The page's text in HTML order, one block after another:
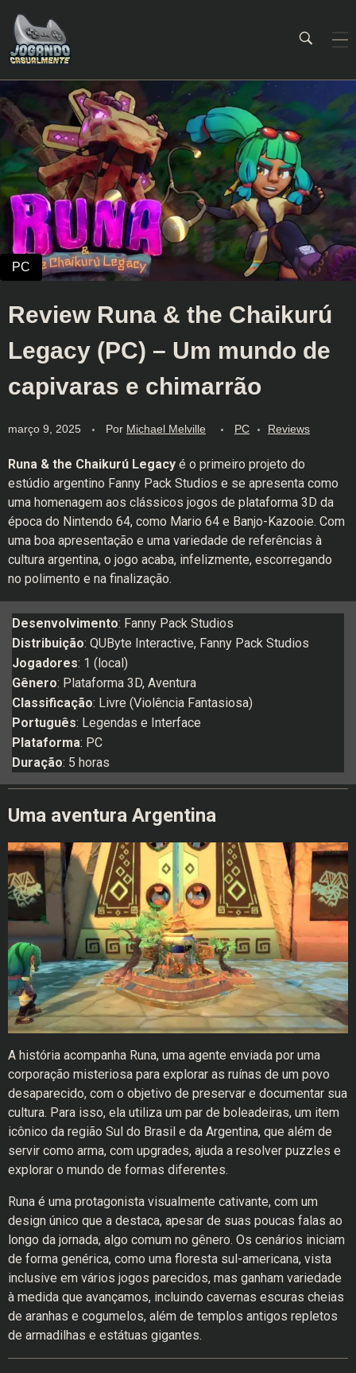
Review Runa & the Chaikurú
Legacy (PC) – Um mundo de
capivaras e chimarrão
março 9, 2025 Por Michael Melville PC Reviews
Runa & the Chaikurú Legacy é o primeiro projeto do
estúdio argentino Fanny Pack Studios e se apresenta como
uma homenagem aos clássicos jogos de plataforma 3D da
época do Nintendo 64, como Mario 64 e Banjo-Kazooie. Com
uma boa apresentação e uma variedade de referências à
cultura argentina, o jogo acaba, infelizmente, escorregando
no polimento e na finalização.
Desenvolvimento: Fanny Pack Studios
Distribuição: QUByte Interactive, Fanny Pack Studios
Jogadores: 1 (local)
Gênero: Plataforma 3D, Aventura
Classificação: Livre (Violência Fantasiosa)
Português: Legendas e Interface
Plataforma: PC
Duração: 5 horas
Uma aventura Argentina
A história acompanha Runa, uma agente enviada por uma
corporação misteriosa para explorar as ruínas de um povo
desaparecido, com o objetivo de preservar e documentar sua
cultura. Para isso, ela utiliza um par de boleadeiras, um item
icônico da região Sul do Brasil e da Argentina, que além de
servir como arma, com upgrades, ajuda a resolver puzzles e
explorar o mundo de formas diferentes.
Runa é uma protagonista visualmente cativante, com um
design único que a destaca, apesar de suas poucas falas ao
longo da jornada, algo comum no gênero. Os cenários iniciam
de forma genérica, como uma floresta sul-americana, vista
inclusive em vários jogos parecidos, mas ganham variedade
à medida que avançamos, incluindo cavernas escuras cheias
de aranhas e cogumelos, além de templos antigos repletos
de armadilhas e estátuas gigantes.